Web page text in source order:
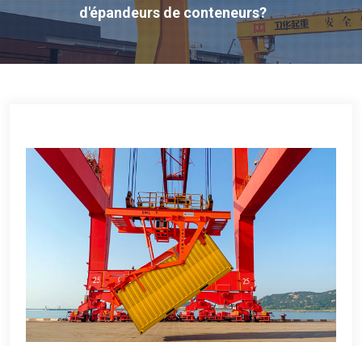
d'épandeurs de conteneurs?